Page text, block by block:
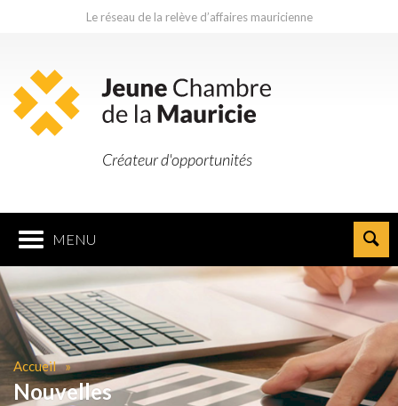
Le réseau de la relève d’affaires mauricienne
Créateur d'opportunités
MENU
Accueil
Nouvelles